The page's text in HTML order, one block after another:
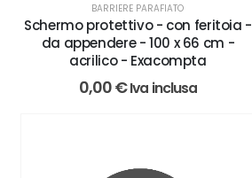
BARRIERE PARAFIATO
Schermo protettivo - con feritoia -
da appendere - 100 x 66 cm -
acrilico - Exacompta
0,00€Iva inclusa